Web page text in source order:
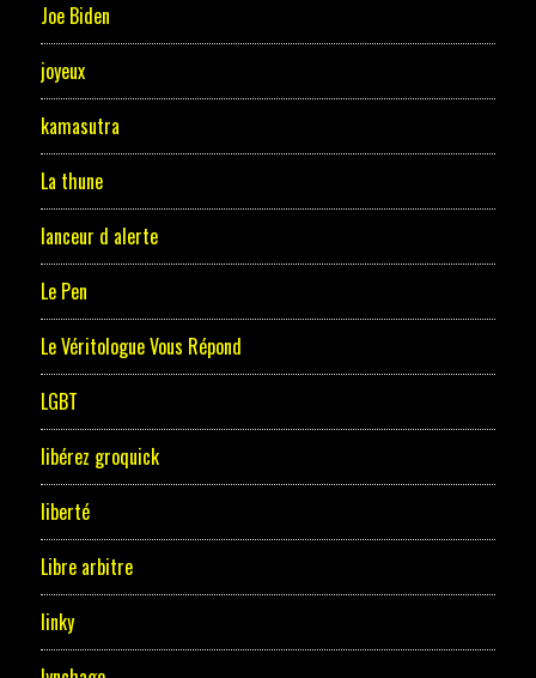
Joe Biden
joyeux
kamasutra
La thune
lanceur d alerte
Le Pen
Le Véritologue Vous Répond
LGBT
libérez groquick
liberté
Libre arbitre
linky